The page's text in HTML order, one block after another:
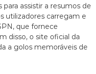
assistir a resumos de
utilizadores carregam e
que fornece
disso, o site oficial da
a golos memoráveis de